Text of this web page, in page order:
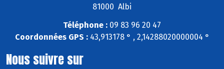
81000 Albi
Téléphone : 09 83 96 20 47
Coordonnées GPS :43,913178 ° , 2,14288020000004 °
Nous suivre sur